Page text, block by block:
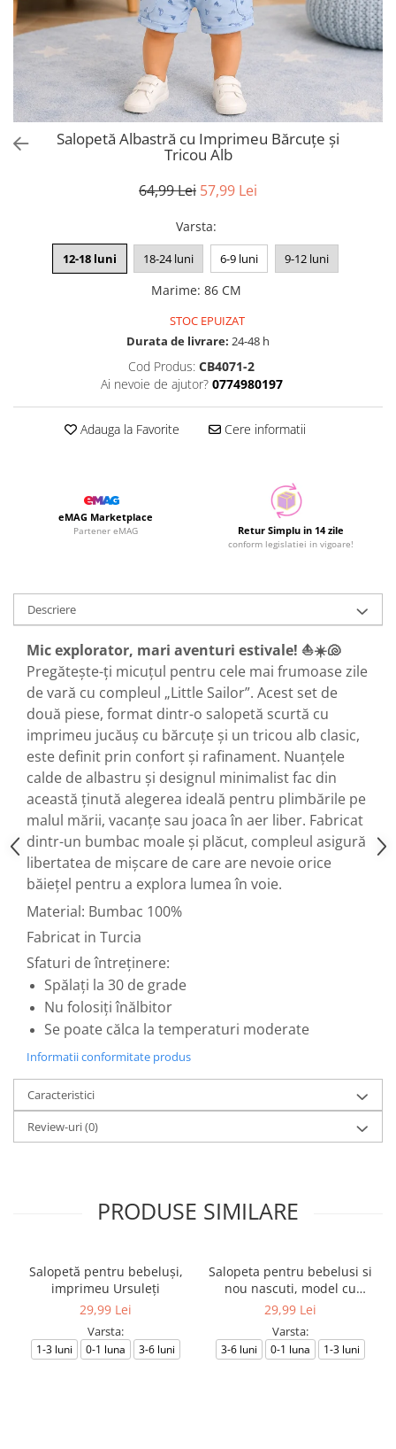
Salopetă Albastră cu Imprimeu Bărcuțe și
Tricou Alb
64,99 Lei 57,99 Lei
Varsta:
12-18 luni 18-24 luni 6-9 luni 9-12 luni
Marime: 86 CM
STOC EPUIZAT
Durata de livrare: 24-48 h
Cod Produs: CB4071-2
Ai nevoie de ajutor? 0774980197
Adauga la Favorite Cere informatii
eMAG Marketplace
Partener eMAG Retur Simplu in 14 zile
conform legislatiei in vigoare!
Descriere
Mic explorator, mari aventuri estivale! ⛵☀️🐚
Pregătește-ți micuțul pentru cele mai frumoase zile
de vară cu compleul „Little Sailor”. Acest set de
două piese, format dintr-o salopetă scurtă cu
imprimeu jucăuș cu bărcuțe și un tricou alb clasic,
este definit prin confort și rafinament. Nuanțele
calde de albastru și designul minimalist fac din
această ținută alegerea ideală pentru plimbările pe
malul mării, vacanțe sau joaca în aer liber. Fabricat
dintr-un bumbac moale și plăcut, compleul asigură
libertatea de mișcare de care are nevoie orice
băiețel pentru a explora lumea în voie.
Material: Bumbac 100%
Fabricat in Turcia
Sfaturi de întreținere:
Spălați la 30 de grade
Nu folosiți înălbitor
Se poate călca la temperaturi moderate
Informatii conformitate produs
Caracteristici
Review-uri(0)
PRODUSE SIMILARE
Salopetă pentru bebeluși,
imprimeu Ursuleți
29,99 Lei
Varsta:
1-3 luni 0-1 luna 3-6 luni
Salopeta pentru bebelusi si
nou nascuti, model cu
Ursuleti
29,99 Lei
Varsta:
3-6 luni 0-1 luna 1-3 luni